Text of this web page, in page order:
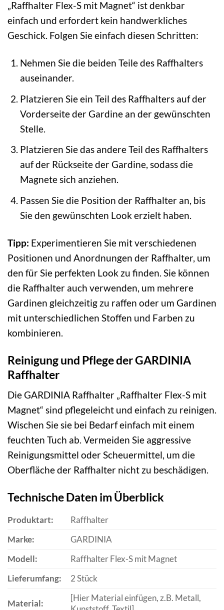
„Raffhalter Flex-S mit Magnet“ ist denkbar
einfach und erfordert kein handwerkliches
Geschick. Folgen Sie einfach diesen Schritten:
Nehmen Sie die beiden Teile des Raffhalters
auseinander.
Platzieren Sie ein Teil des Raffhalters auf der
Vorderseite der Gardine an der gewünschten
Stelle.
Platzieren Sie das andere Teil des Raffhalters
auf der Rückseite der Gardine, sodass die
Magnete sich anziehen.
Passen Sie die Position der Raffhalter an, bis
Sie den gewünschten Look erzielt haben.
Tipp: Experimentieren Sie mit verschiedenen
Positionen und Anordnungen der Raffhalter, um
den für Sie perfekten Look zu finden. Sie können
die Raffhalter auch verwenden, um mehrere
Gardinen gleichzeitig zu raffen oder um Gardinen
mit unterschiedlichen Stoffen und Farben zu
kombinieren.
Reinigung und Pflege der GARDINIA
Raffhalter
Die GARDINIA Raffhalter „Raffhalter Flex-S mit
Magnet“ sind pflegeleicht und einfach zu reinigen.
Wischen Sie sie bei Bedarf einfach mit einem
feuchten Tuch ab. Vermeiden Sie aggressive
Reinigungsmittel oder Scheuermittel, um die
Oberfläche der Raffhalter nicht zu beschädigen.
Technische Daten im Überblick
Produktart:
Raffhalter
Marke:
GARDINIA
Modell:
Raffhalter Flex-S mit Magnet
Lieferumfang:
2 Stück
Material:
[Hier Material einfügen, z.B. Metall,